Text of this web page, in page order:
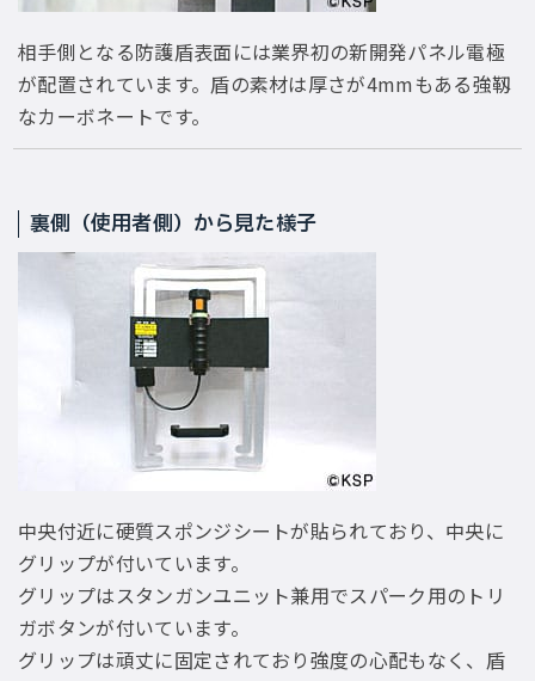
相手側となる防護盾表面には業界初の新開発パネル電極
が配置されています。盾の素材は厚さが4mmもある強靱
なカーボネートです。
裏側（使用者側）から見た様子
中央付近に硬質スポンジシートが貼られており、中央に
グリップが付いています。
グリップはスタンガンユニット兼用でスパーク用のトリ
ガボタンが付いています。
グリップは頑丈に固定されており強度の心配もなく、盾